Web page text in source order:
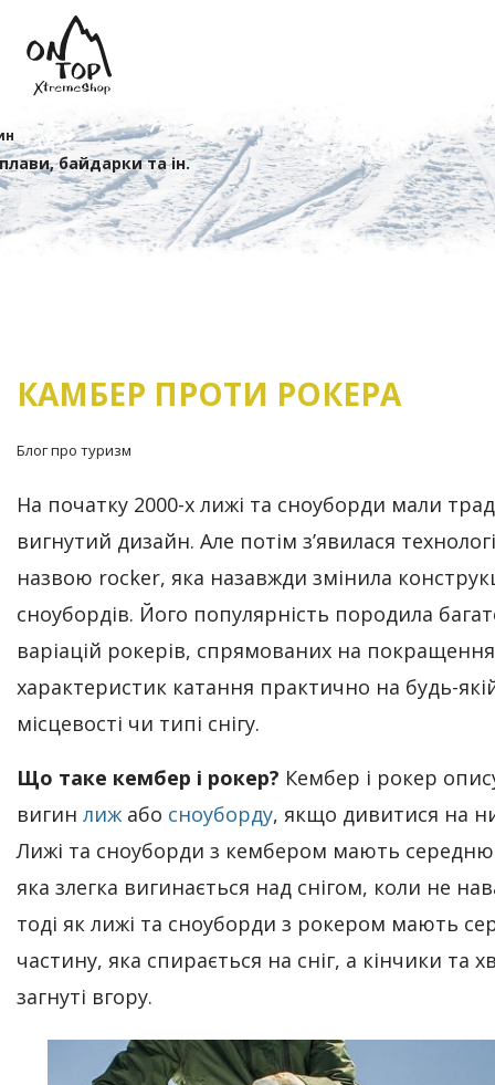
байдарки та ін.
КАМБЕР ПРОТИ РОКЕРА
Блог про туризм
На початку 2000-х лижі та сноуборди мали
вигнутий дизайн. Але потім з’явилася
назвою rocker, яка назавжди змінила
сноубордів. Його популярність породила
варіацій рокерів, спрямованих на покращення
характеристик катання практично на будь-
місцевості чи типі снігу.
Що таке кембер і рокер? Кембер і рокер
вигин лиж або сноуборду, якщо дивитися на
Лижі та сноуборди з кембером мають
яка злегка вигинається над снігом, коли не
тоді як лижі та сноуборди з рокером мають
частину, яка спирається на сніг, а кінчики та
загнуті вгору.